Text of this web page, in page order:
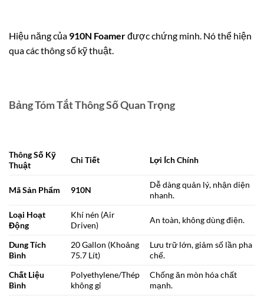
Hiệu năng của 910N Foamerđược chứng minh. Nó thể hiện
qua các thông số kỹ thuật.
Bảng Tóm Tắt Thông Số Quan Trọng
Thông Số Kỹ
Thuật
Chi Tiết Lợi Ích Chính
Mã Sản Phẩm 910N
Dễ dàng quản lý, nhận diện
nhanh.
Loại Hoạt
Động
Khí nén (Air
Driven)
An toàn, không dùng điện.
Dung Tích
Bình
20 Gallon (Khoảng
75.7 Lít)
Lưu trữ lớn, giảm số lần pha
chế.
Chất Liệu
Bình
Polyethylene/Thép
không gỉ
Chống ăn mòn hóa chất
mạnh.